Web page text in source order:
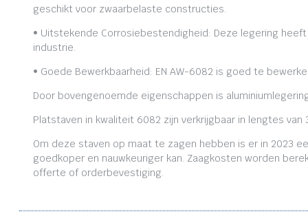
geschikt voor zwaarbelaste constructies.
• Uitstekende Corrosiebestendigheid: Deze legering
industrie.
• Goede Bewerkbaarheid: EN AW-6082 is goed te
Door bovengenoemde eigenschappen is
Platstaven in kwaliteit 6082 zijn verkrijgbaar in lengtes
Om deze staven op maat te zagen hebben is er in 2023
goedkoper en nauwkeuriger kan. Zaagkosten worden
offerte of orderbevestiging.